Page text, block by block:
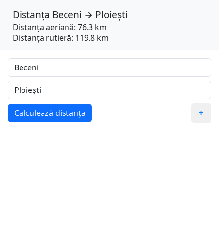
Distanța Beceni → Ploiești
Distanța aeriană: 76.3 km
Distanța rutieră: 119.8 km
Calculează distanța +